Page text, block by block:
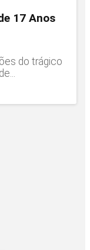
17 Anos
do trágico